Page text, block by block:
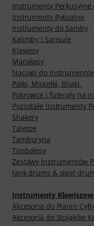
Instrumenty Perkusyjne
Instrumenty Rytualne
Instrumenty do Samby
Kalimby i Sansule
Klawesy
Marakasy
Naciągi do
Pałki, Miotełki, Bijaki
Pokrowce i futerały na
Pozostałe Instrumenty
Shakery
Talerze
Tamburyna
Timbalesy
Zestawy Instrumentów
tank drums & steel
Instrumenty
Akcesoria do Pianin
Akcesoria do Stojaków